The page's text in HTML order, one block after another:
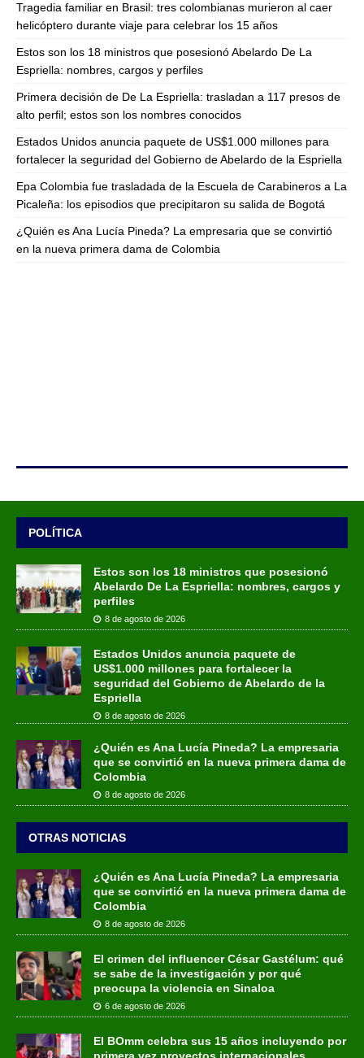
Tragedia familiar en Brasil: tres colombianas murieron al caer
helicóptero durante viaje para celebrar los 15 años
Estos son los 18 ministros que posesionó Abelardo De La
Espriella: nombres, cargos y perfiles
Primera decisión de De La Espriella: trasladan a 117 presos de
alto perfil; estos son los nombres conocidos
Estados Unidos anuncia paquete de US$1.000 millones para
fortalecer la seguridad del Gobierno de Abelardo de la Espriella
Epa Colombia fue trasladada de la Escuela de Carabineros a La
Picaleña: los episodios que precipitaron su salida de Bogotá
¿Quién es Ana Lucía Pineda? La empresaria que se convirtió
en la nueva primera dama de Colombia
POLÍTICA
Estos son los 18 ministros que posesionó
Abelardo De La Espriella: nombres, cargos y
perfiles
8 de agosto de 2026
Estados Unidos anuncia paquete de
US$1.000 millones para fortalecer la
seguridad del Gobierno de Abelardo de la
Espriella
8 de agosto de 2026
¿Quién es Ana Lucía Pineda? La empresaria
que se convirtió en la nueva primera dama de
Colombia
8 de agosto de 2026
OTRAS NOTICIAS
¿Quién es Ana Lucía Pineda? La empresaria
que se convirtió en la nueva primera dama de
Colombia
8 de agosto de 2026
El crimen del influencer César Gastélum: qué
se sabe de la investigación y por qué
preocupa la violencia en Sinaloa
6 de agosto de 2026
El BOmm celebra sus 15 años incluyendo por